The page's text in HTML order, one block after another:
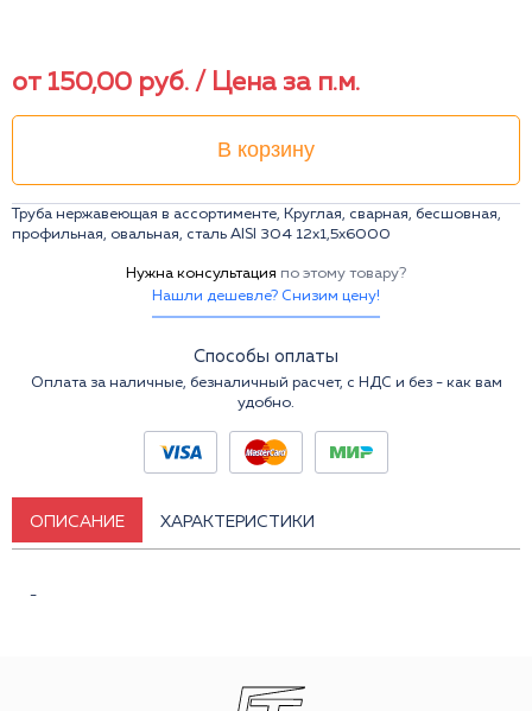
от 150,00 руб. / Цена за п.м.
В корзину
Труба нержавеющая в ассортименте, Круглая, сварная, бесшовная,
профильная, овальная, сталь AISI 304 12х1,5х6000
Нужна консультация по этому товару?
Нашли дешевле? Снизим цену!
Способы оплаты
Оплата за наличные, безналичный расчет, с НДС и без - как вам
удобно.
ОПИСАНИЕ ХАРАКТЕРИСТИКИ
-